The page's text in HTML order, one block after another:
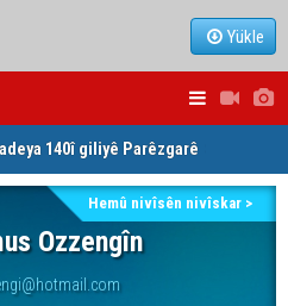
Yükle
140î giliyê Parêzgarê
Ozzengîn
Hemû nivîsên nivîskar >